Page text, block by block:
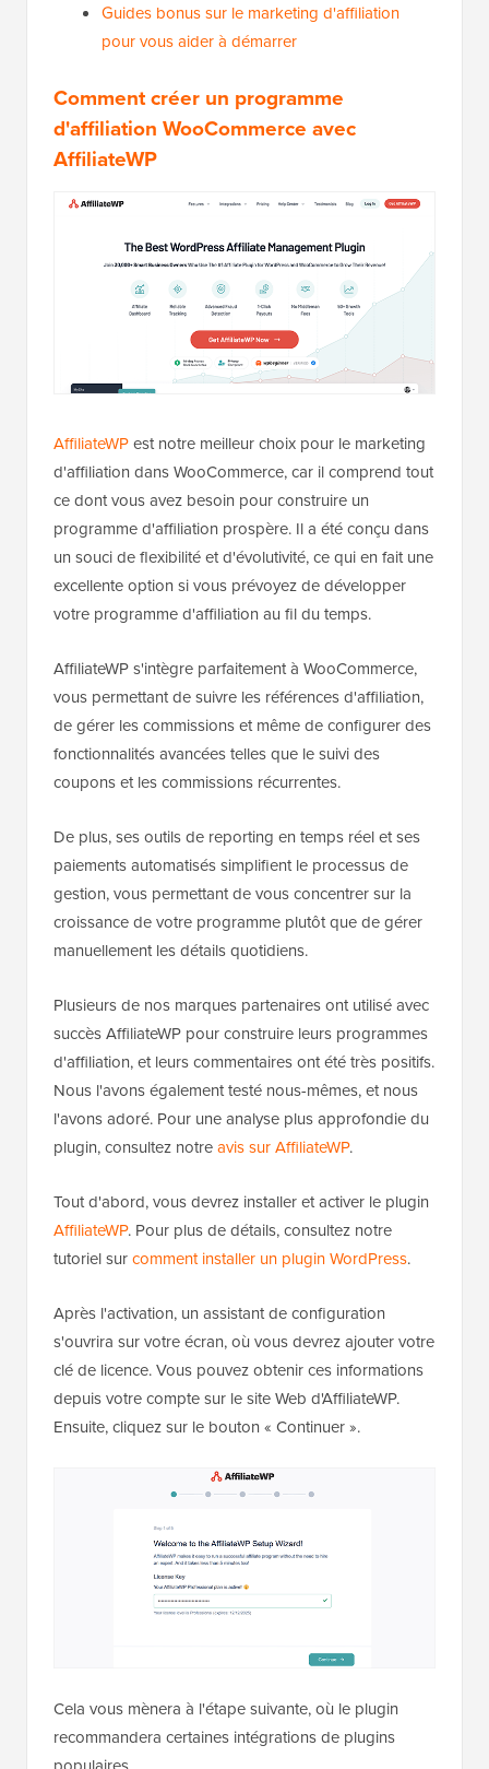
Guides bonus sur le marketing d'affiliation
pour vous aider à démarrer
Comment créer un programme
d'affiliation WooCommerce avec
AffiliateWP
AffiliateWPest notre meilleur choix pour le marketing
d'affiliation dans WooCommerce, car il comprend tout
ce dont vous avez besoin pour construire un
programme d'affiliation prospère. Il a été conçu dans
un souci de flexibilité et d'évolutivité, ce qui en fait une
excellente option si vous prévoyez de développer
votre programme d'affiliation au fil du temps.
AffiliateWP s'intègre parfaitement à WooCommerce,
vous permettant de suivre les références d'affiliation,
de gérer les commissions et même de configurer des
fonctionnalités avancées telles que le suivi des
coupons et les commissions récurrentes.
De plus, ses outils de reporting en temps réel et ses
paiements automatisés simplifient le processus de
gestion, vous permettant de vous concentrer sur la
croissance de votre programme plutôt que de gérer
manuellement les détails quotidiens.
Plusieurs de nos marques partenaires ont utilisé avec
succès AffiliateWP pour construire leurs programmes
d'affiliation, et leurs commentaires ont été très positifs.
Nous l'avons également testé nous-mêmes, et nous
l'avons adoré. Pour une analyse plus approfondie du
plugin, consultez notreavis sur AffiliateWP.
Tout d'abord, vous devrez installer et activer le plugin
AffiliateWP. Pour plus de détails, consultez notre
tutoriel surcomment installer un plugin WordPress.
Après l'activation, un assistant de configuration
s'ouvrira sur votre écran, où vous devrez ajouter votre
clé de licence. Vous pouvez obtenir ces informations
depuis votre compte sur le site Web d'AffiliateWP.
Ensuite, cliquez sur le bouton « Continuer ».
Cela vous mènera à l'étape suivante, où le plugin
recommandera certaines intégrations de plugins